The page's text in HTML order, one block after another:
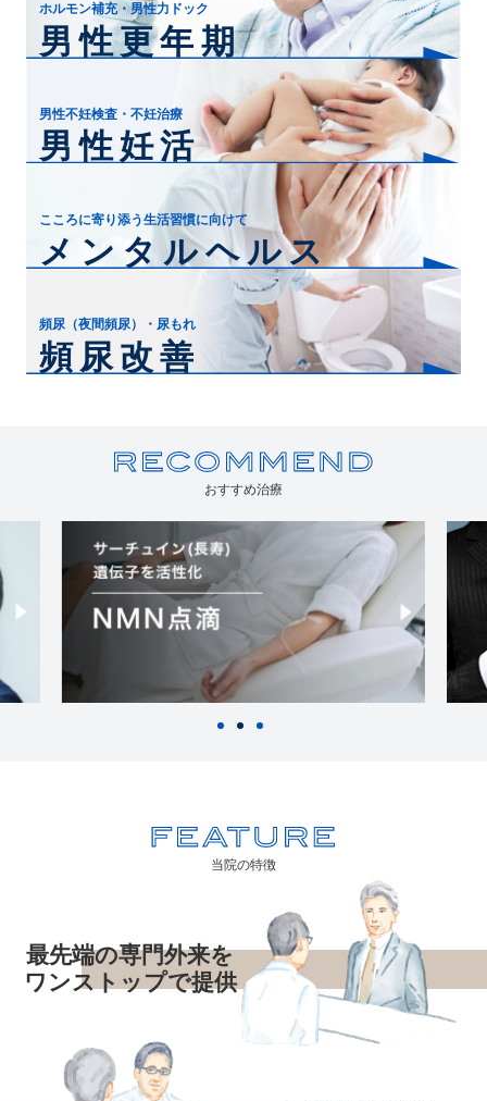
ホルモン補充・男性力ドック
男性更年期
男性不妊検査・不妊治療
男性妊活
こころに寄り添う生活習慣に向けて
メンタルヘルス
頻尿（夜間頻尿）・尿もれ
頻尿改善
おすすめ治療
当院の特徴
最先端の専門外来を
ワンストップで提供